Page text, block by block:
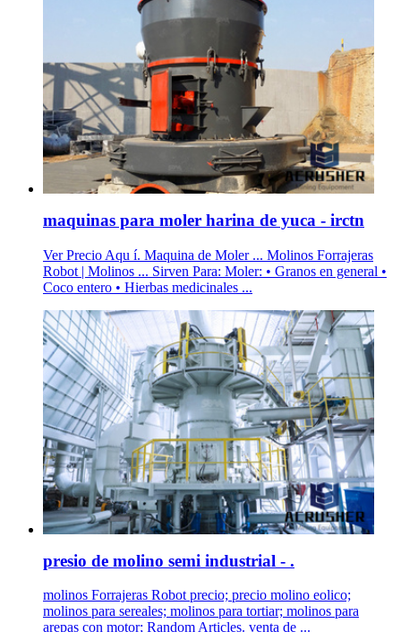
maquinas para moler harina de yuca - irctn
Ver Precio Aqu í. Maquina de Moler ... Molinos Forrajeras
Robot | Molinos ... Sirven Para: Moler: • Granos en general •
Coco entero • Hierbas medicinales ...
presio de molino semi industrial - .
molinos Forrajeras Robot precio; precio molino eolico;
molinos para sereales; molinos para tortiar; molinos para
arepas con motor; Random Articles. venta de ...